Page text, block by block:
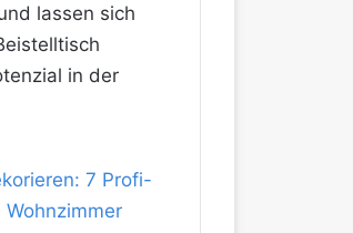
lassen sich
in der